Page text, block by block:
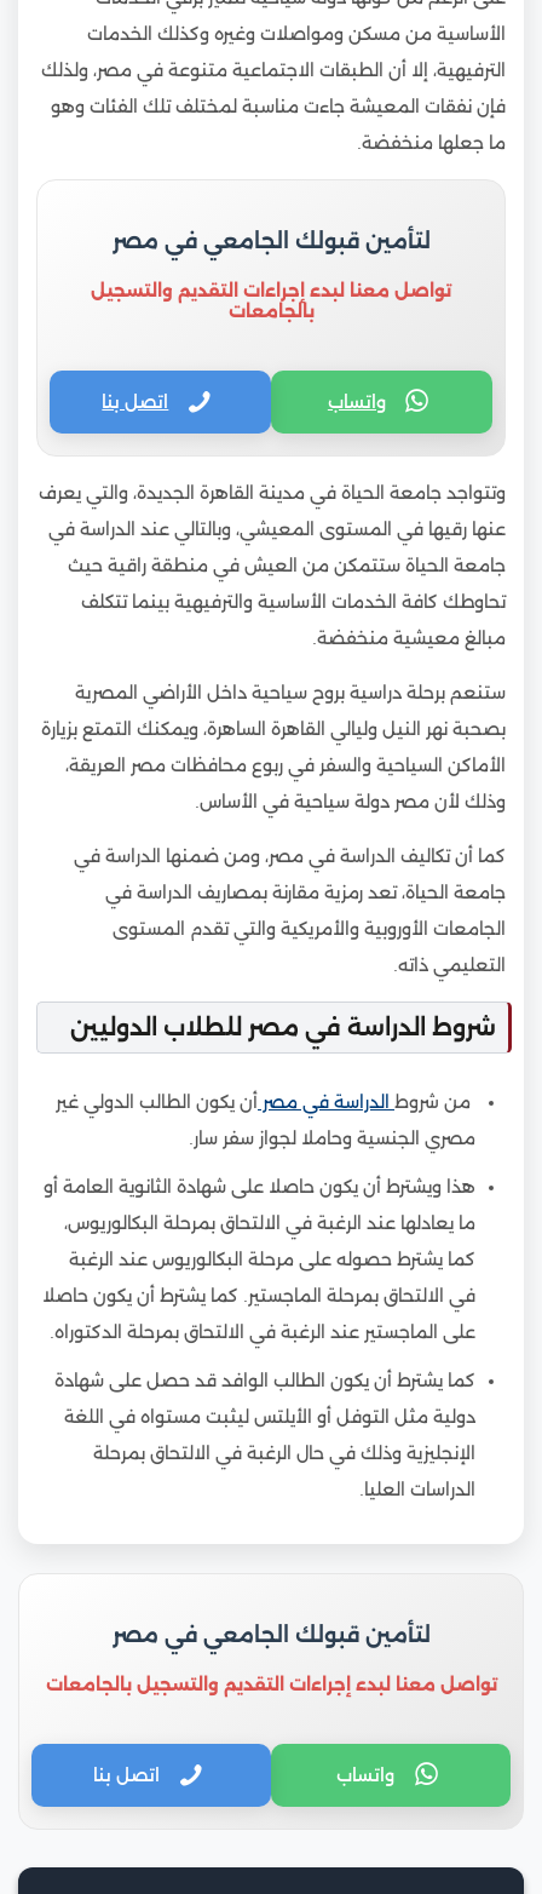
الأساسية من مسكن ومواصلات وغيره وكذلك الخدمات
الترفيهية، إلا أن الطبقات الاجتماعية متنوعة في مصر، ولذلك
فإن نفقات المعيشة جاءت مناسبة لمختلف تلك الفئات وهو
ما جعلها منخفضة.
لتأمين قبولك الجامعي في مصر
تواصل معنا لبدء إجراءات التقديم والتسجيل
بالجامعات
واتساب اتصل بنا
وتتواجد جامعة الحياة في مدينة القاهرة الجديدة، والتي يعرف
عنها رقيها في المستوى المعيشي، وبالتالي عند الدراسة في
جامعة الحياة ستتمكن من العيش في منطقة راقية حيث
تحاوطك كافة الخدمات الأساسية والترفيهية بينما تتكلف
مبالغ معيشية منخفضة.
ستنعم برحلة دراسية بروح سياحية داخل الأراضي المصرية
بصحبة نهر النيل وليالي القاهرة الساهرة، ويمكنك التمتع بزيارة
الأماكن السياحية والسفر في ربوع محافظات مصر العريقة،
وذلك لأن مصر دولة سياحية في الأساس.
كما أن تكاليف الدراسة في مصر، ومن ضمنها الدراسة في
جامعة الحياة، تعد رمزية مقارنة بمصاريف الدراسة في
الجامعات الأوروبية والأمريكية والتي تقدم المستوى
التعليمي ذاته.
شروط الدراسة في مصر للطلاب الدوليين
من شروط الدراسة في مصر أن يكون الطالب الدولي غير
مصري الجنسية وحاملا لجواز سفر سار.
هذا ويشترط أن يكون حاصلا على شهادة الثانوية العامة أو
ما يعادلها عند الرغبة في الالتحاق بمرحلة البكالوريوس،
كما يشترط حصوله على مرحلة البكالوريوس عند الرغبة
في الالتحاق بمرحلة الماجستير. كما يشترط أن يكون حاصلا
على الماجستير عند الرغبة في الالتحاق بمرحلة الدكتوراه.
كما يشترط أن يكون الطالب الوافد قد حصل على شهادة
دولية مثل التوفل أو الأيلتس ليثبت مستواه في اللغة
الإنجليزية وذلك في حال الرغبة في الالتحاق بمرحلة
الدراسات العليا.
لتأمين قبولك الجامعي في مصر
تواصل معنا لبدء إجراءات التقديم والتسجيل بالجامعات
واتساب اتصل بنا